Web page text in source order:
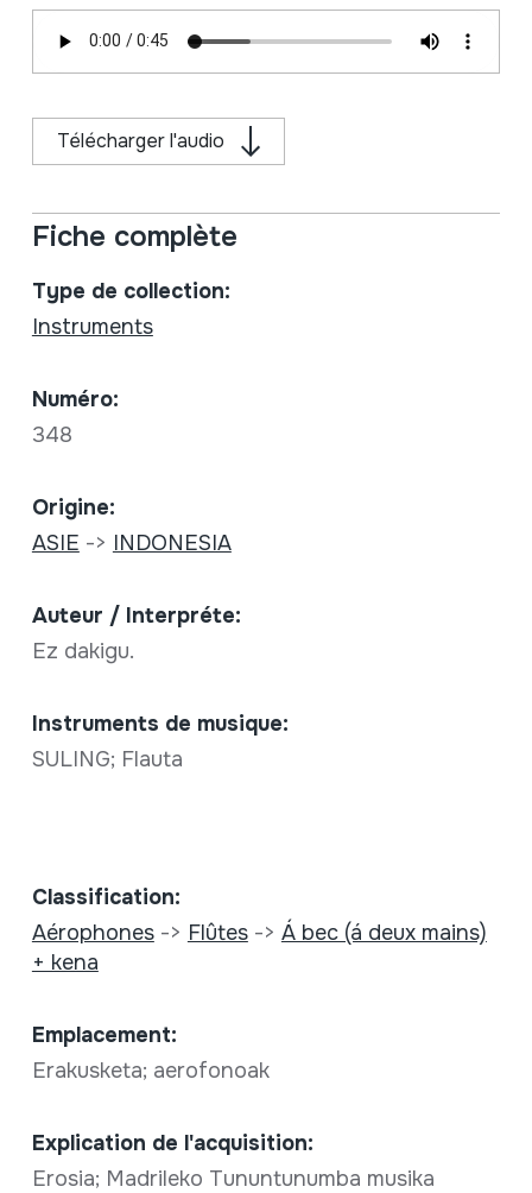
Télécharger l'audio
Fiche complète
Type de collection:
Instruments
Numéro:
348
Origine:
ASIE -> INDONESIA
Auteur / Interpréte:
Ez dakigu.
Instruments de musique:
SULING; Flauta
Classification:
Aérophones-> Flûtes-> Á bec (á deux mains)
+ kena
Emplacement:
Erakusketa; aerofonoak
Explication de l'acquisition:
Erosia; Madrileko Tununtunumba musika